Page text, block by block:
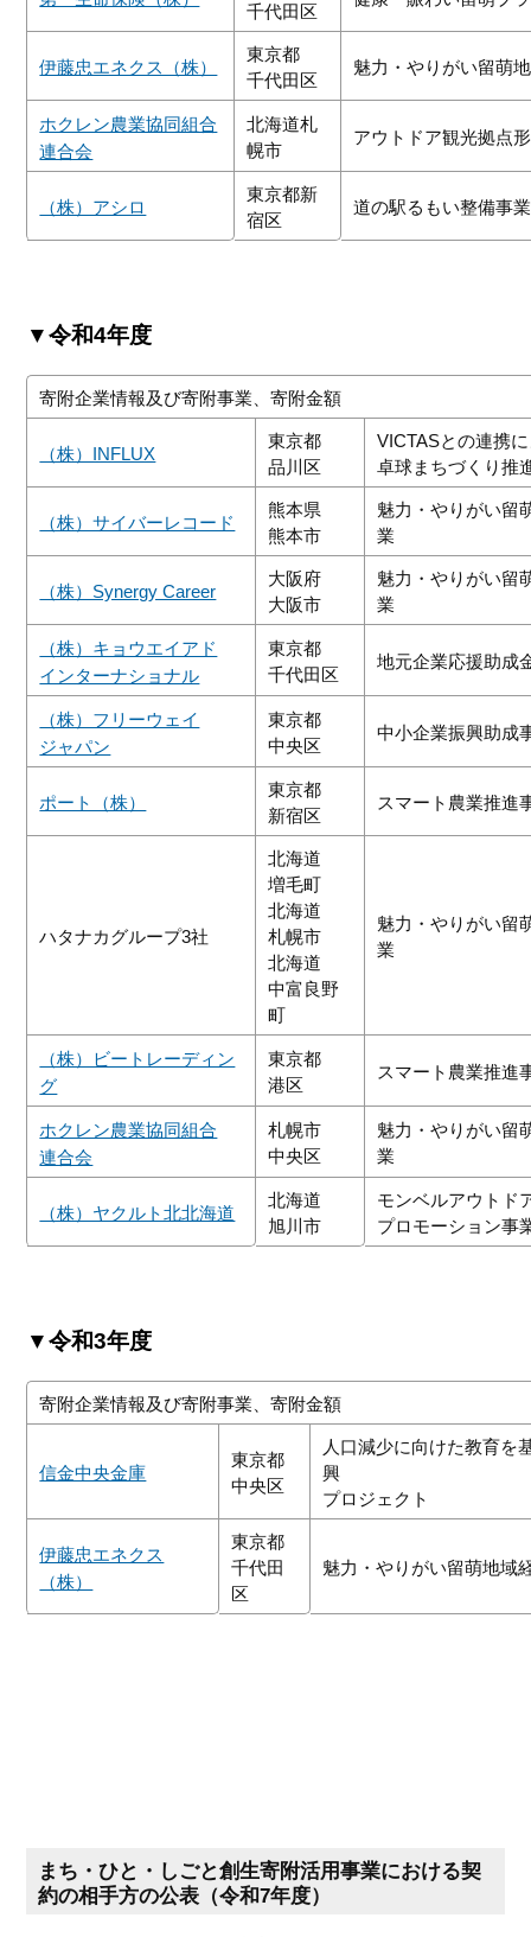
千代田区
伊藤忠エネクス（株）
東京都
千代田区
魅力・やりがい留萌
ホクレン農業協同組合
連合会
北海道札
幌市
アウトドア観光拠点
（株）アシロ
東京都新
宿区
道の駅るもい整備事業
▼令和4年度
寄附企業情報及び寄附事業、寄附金額
（株）INFLUX
東京都
品川区
VICTASとの連携
卓球まちづくり推
（株）サイバーレコード
熊本県
熊本市
魅力・やりがい留
業
（株）Synergy Career
大阪府
大阪市
魅力・やりがい留
業
（株）キョウエイアド
インターナショナル
東京都
千代田区
地元企業応援助成
（株）フリーウェイ
ジャパン
東京都
中央区
中小企業振興助成
ポート（株）
東京都
新宿区
スマート農業推進
ハタナカグループ3社
北海道
増毛町
北海道
札幌市
北海道
中富良野
町
魅力・やりがい留
業
（株）ビートレーディン
グ
東京都
港区
スマート農業推進
ホクレン農業協同組合
連合会
札幌市
中央区
魅力・やりがい留
業
（株）ヤクルト北北海道
北海道
旭川市
モンベルアウトド
プロモーション事
▼令和3年度
寄附企業情報及び寄附事業、寄附金額
信金中央金庫
東京都
中央区
人口減少に向けた教育を
興
プロジェクト
伊藤忠エネクス
（株）
東京都
千代田
区
魅力・やりがい留萌地域
まち・ひと・しごと創生寄附活用事業における契
約の相手方の公表（令和7年度）